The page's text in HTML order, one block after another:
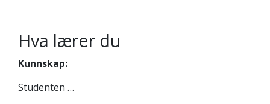
Hva lærer du
Kunnskap:
Studenten …